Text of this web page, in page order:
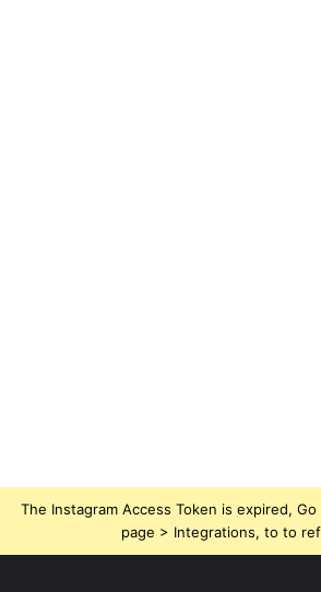
The Instagram Access Token is expired,
page > Integrations, to to